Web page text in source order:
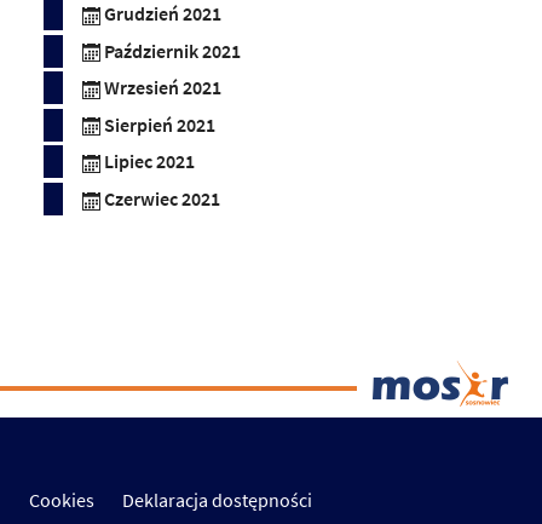
Grudzień 2021
Październik 2021
Wrzesień 2021
Sierpień 2021
Lipiec 2021
Czerwiec 2021
Cookies Deklaracja dostępności